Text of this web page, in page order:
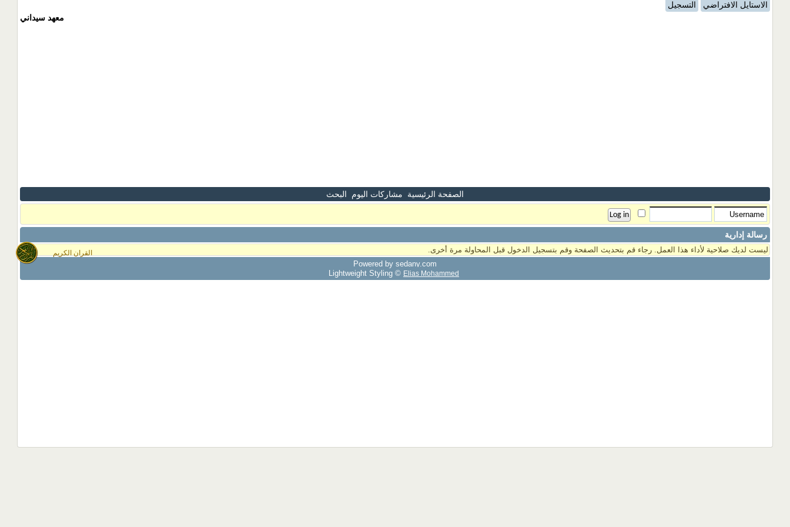
القران الكريم
الاستايل الافتراضي
التسجيل
معهد سيداني
الصفحة الرئيسية مشاركات اليوم البحث
رسالة إدارية
ليست لديك صلاحية لأداء هذا العمل. رجاء قم بتحديث الصفحة وقم بتسجيل الدخول قبل المحاولة مرة أخرى.
Powered by sedany.com
Lightweight Styling © Elias Mohammed